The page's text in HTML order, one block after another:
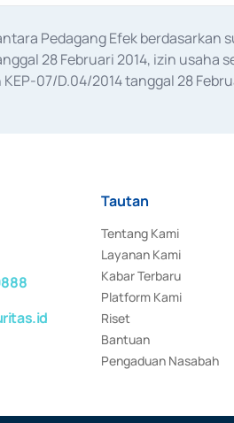
Pedagang Efek
28 Februari 2014, izin
07/D.04/2014 tanggal 28
Tautan
Tentang Kami
Layanan Kami
Kabar Terbaru
Platform Kami
Riset
Bantuan
Pengaduan Nasabah